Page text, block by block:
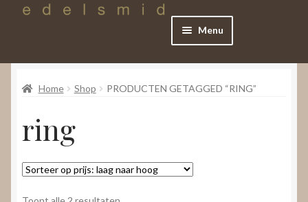
Menu
Home
Over
Contact
Home Shop PRODUCTEN GETAGGED “RING”
ring